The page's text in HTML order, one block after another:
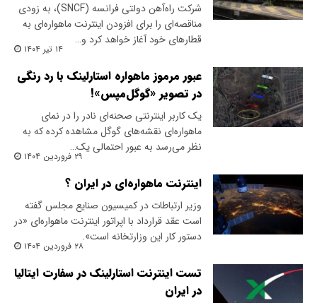
شرکت راه‌آهن دولتی فرانسه (SNCF)، به زودی
مناقصه‌ای را برای افزودن اینترنت ماهواره‌ای به
قطارهای خود آغاز خواهد کرد و…
۱۴ تیر ۱۴۰۴
عبور مرموز ماهواره استارلینک با رد رنگی
در تصویر «گوگل‌مپس»!
یک کاربر اینترنتی صحنه‌ای نادر را در نمای
ماهواره‌ای نقشه‌های گوگل مشاهده کرده که به
نظر می‌رسد به عبور احتمالی یک…
۲۹ فروردین ۱۴۰۴
اینترنت ماهواره‌ای در ایران ؟
وزیر ارتباطات در کمیسیون صنایع مجلس گفته
است عقد قرارداد با اپراتور اینترنت ماهواره‌ای «در
دستور کار این وزارتخانه است».
۲۸ فروردین ۱۴۰۴
تست اینترنت استارلینک در سفارت ایتالیا
در ایران